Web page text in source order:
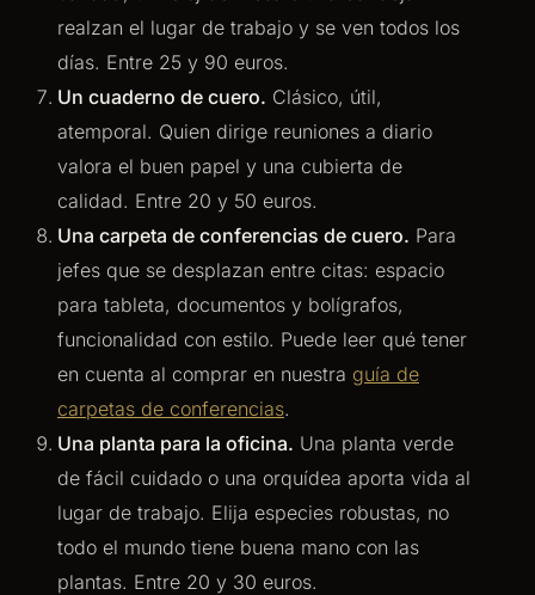
realzan el lugar de trabajo y se ven todos los
días. Entre 25 y 90 euros.
Un cuaderno de cuero. Clásico, útil,
atemporal. Quien dirige reuniones a diario
valora el buen papel y una cubierta de
calidad. Entre 20 y 50 euros.
Una carpeta de conferencias de cuero. Para
jefes que se desplazan entre citas: espacio
para tableta, documentos y bolígrafos,
funcionalidad con estilo. Puede leer qué tener
en cuenta al comprar en nuestra guía de
carpetas de conferencias.
Una planta para la oficina. Una planta verde
de fácil cuidado o una orquídea aporta vida al
lugar de trabajo. Elija especies robustas, no
todo el mundo tiene buena mano con las
plantas. Entre 20 y 30 euros.